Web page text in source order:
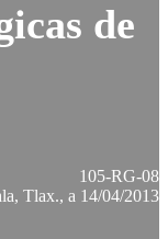
de
105-RG-08
Tlax., a 14/04/2013